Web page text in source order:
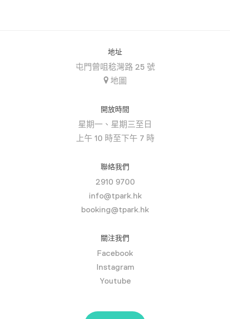
地址
屯門曾咀稔灣路 25 號
地圖
開放時間
星期一、星期三至日
上午 10 時至下午 7 時
聯絡我們
2910 9700
info@tpark.hk
booking@tpark.hk
關注我們
Facebook
Instagram
Youtube